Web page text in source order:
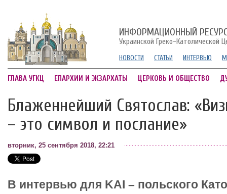
ИНФОРМАЦИОННЫЙ
Украинской Греко-Католической
НОВОСТИ СТАТЬИ ИНТЕРВЬЮ
ГЛАВА УГКЦ ЕПАРХИИ И ЭКЗАРХАТЫ ЦЕРКОВЬ И ОБЩЕСТВО
Блаженнейший Святослав:
– это символ и послание»
вторник, 25 сентября 2018, 22:21
В интервью для KAI – польского